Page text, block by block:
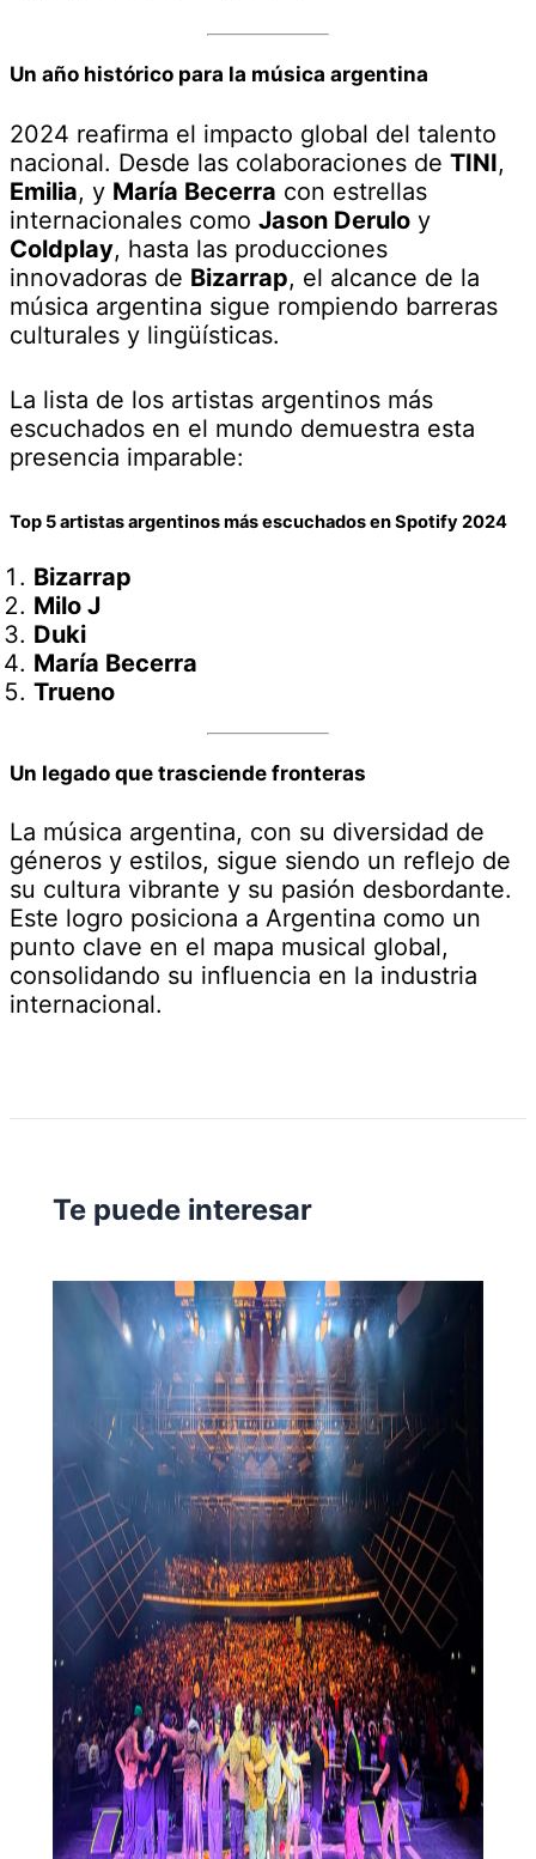
Un año histórico para la música argentina
2024 reafirma el impacto global del talento
nacional. Desde las colaboraciones de TINI,
Emilia, y María Becerra con estrellas
internacionales como Jason Derulo y
Coldplay, hasta las producciones
innovadoras de Bizarrap, el alcance de la
música argentina sigue rompiendo barreras
culturales y lingüísticas.
La lista de los artistas argentinos más
escuchados en el mundo demuestra esta
presencia imparable:
Top 5 artistas argentinos más escuchados en Spotify 2024
Bizarrap
Milo J
Duki
María Becerra
Trueno
Un legado que trasciende fronteras
La música argentina, con su diversidad de
géneros y estilos, sigue siendo un reflejo de
su cultura vibrante y su pasión desbordante.
Este logro posiciona a Argentina como un
punto clave en el mapa musical global,
consolidando su influencia en la industria
internacional.
Te puede interesar